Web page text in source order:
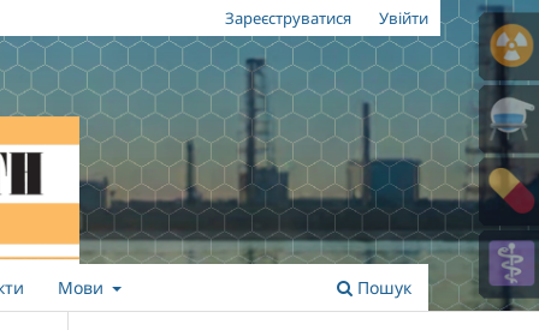
Мови Пошук
Зареєструватися Увійти